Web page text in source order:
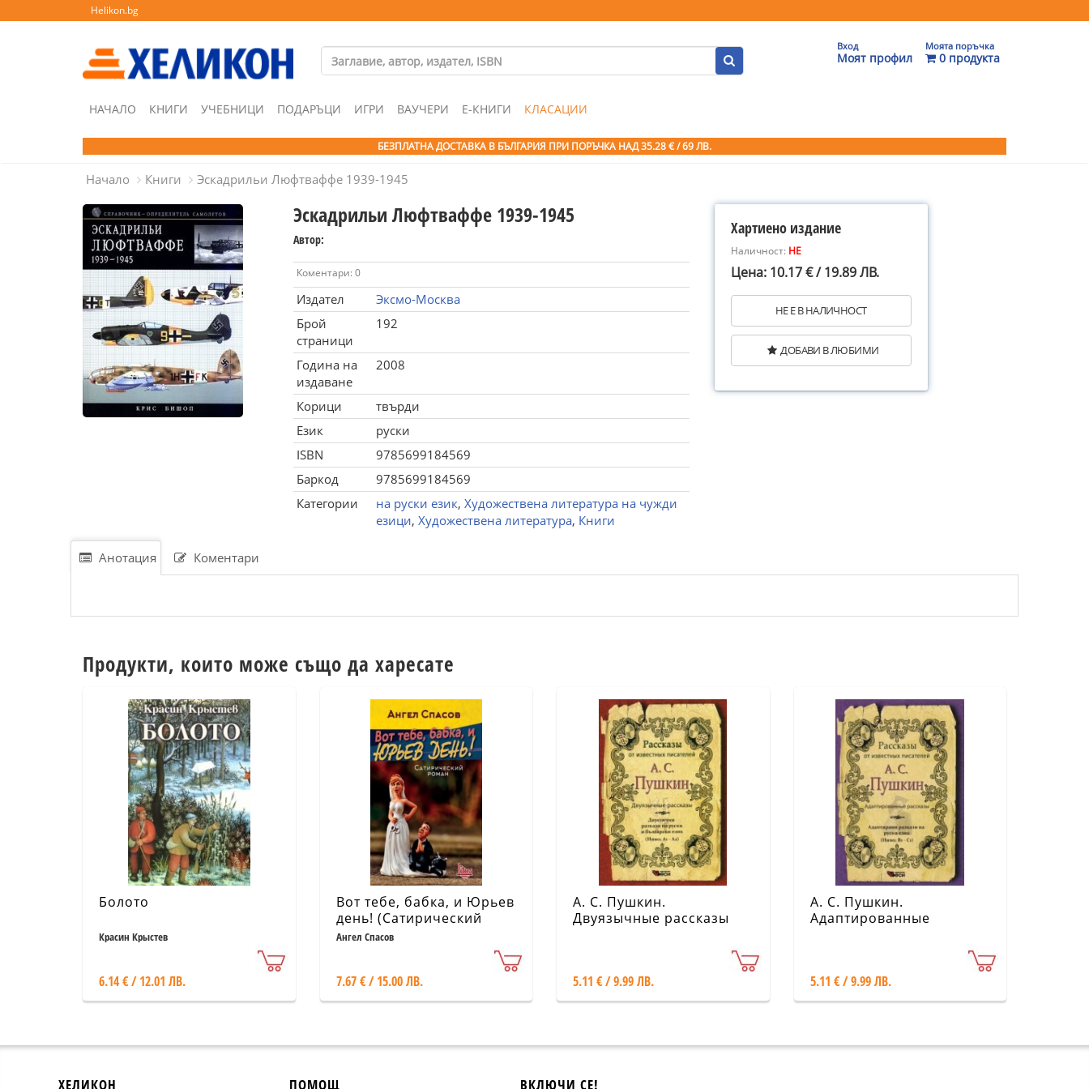
Helikon.bg
Вход
Моят профил
Моята поръчка
0 продукта
НАЧАЛО КНИГИ УЧЕБНИЦИ ПОДАРЪЦИ ИГРИ ВАУЧЕРИ Е-КНИГИ КЛАСАЦИИ
БЕЗПЛАТНА ДОСТАВКА В БЪЛГАРИЯ ПРИ ПОРЪЧКА НАД 35.28 € / 69 ЛВ.
Начало Книги Эскадрильи Люфтваффе 1939-1945
Эскадрильи Люфтваффе 1939-1945
Автор:
Коментари: 0
Издател
Эксмо-Москва
Брой
страници
192
Година на
издаване
2008
Корици
твърди
Език
руски
ISBN
9785699184569
Баркод
9785699184569
Категории
на руски език, Художествена литература на чужди
езици, Художествена литература, Книги
Хартиено издание
Наличност: НЕ
Цена: 10.17 € / 19.89 ЛВ.
НЕ Е В НАЛИЧНОСТ
ДОБАВИ В ЛЮБИМИ
Анотация Коментари
Продукти, които може също да харесате
Болото
Красин Крыстев
6.14 € / 12.01 ЛВ.
Вот тебе, бабка, и Юрьев
день! (Сатирический
роман)
Ангел Спасов
7.67 € / 15.00 ЛВ.
А. С. Пушкин.
Двуязычные рассказы
5.11 € / 9.99 ЛВ.
А. С. Пушкин.
Адаптированные
5.11 € / 9.99 ЛВ.
ХЕЛИКОН ПОМОЩ ВКЛЮЧИ СЕ!